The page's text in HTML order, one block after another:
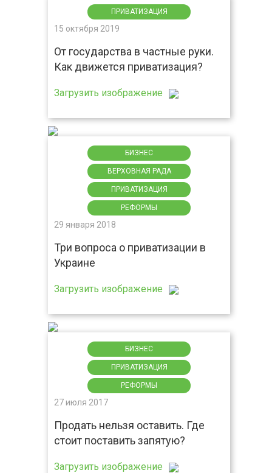
ПРИВАТИЗАЦИЯ
15 октября 2019
От государства в частные руки.
Как движется приватизация?
Загрузить изображение
БИЗНЕС
ВЕРХОВНАЯ РАДА
ПРИВАТИЗАЦИЯ
РЕФОРМЫ
29 января 2018
Три вопроса о приватизации в
Украине
Загрузить изображение
БИЗНЕС
ПРИВАТИЗАЦИЯ
РЕФОРМЫ
27 июля 2017
Продать нельзя оставить. Где
стоит поставить запятую?
Загрузить изображение